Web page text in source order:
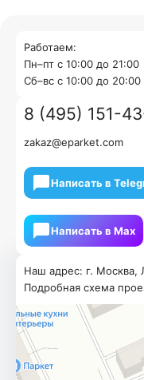
Наш адрес: г. Москва,
Подробная схема
Работаем:
Пн–пт с 10:00 до 21:00
Cб–вс с 10:00 до 20:00
8 (495) 151-
zakaz@eparket.com
Написать в
Написать в Мах